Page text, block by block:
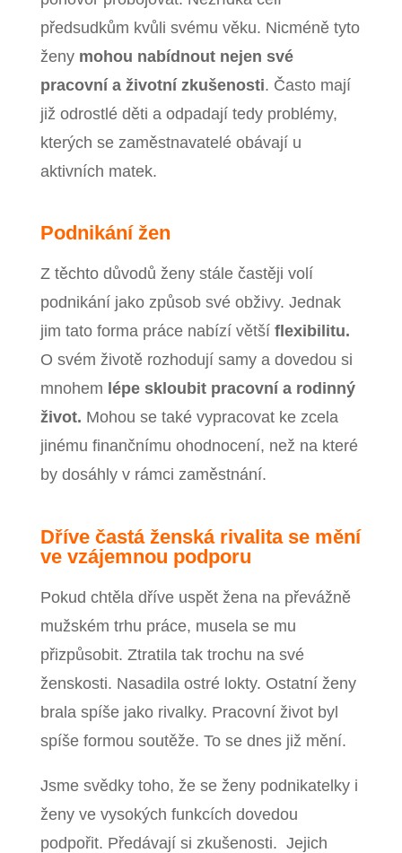
předsudkům kvůli svému věku. Nicméně tyto
ženy mohou nabídnout nejen své
pracovní a životní zkušenosti. Často mají
již odrostlé děti a odpadají tedy problémy,
kterých se zaměstnavatelé obávají u
aktivních matek.
Podnikání žen
Z těchto důvodů ženy stále častěji volí
podnikání jako způsob své obživy. Jednak
jim tato forma práce nabízí větší flexibilitu.
O svém životě rozhodují samy a dovedou si
mnohem lépe skloubit pracovní a rodinný
život. Mohou se také vypracovat ke zcela
jinému finančnímu ohodnocení, než na které
by dosáhly v rámci zaměstnání.
Dříve častá ženská rivalita se mění
ve vzájemnou podporu
Pokud chtěla dříve uspět žena na převážně
mužském trhu práce, musela se mu
přizpůsobit. Ztratila tak trochu na své
ženskosti. Nasadila ostré lokty. Ostatní ženy
brala spíše jako rivalky. Pracovní život byl
spíše formou soutěže. To se dnes již mění.
Jsme svědky toho, že se ženy podnikatelky i
ženy ve vysokých funkcích dovedou
podpořit. Předávají si zkušenosti. Jejich